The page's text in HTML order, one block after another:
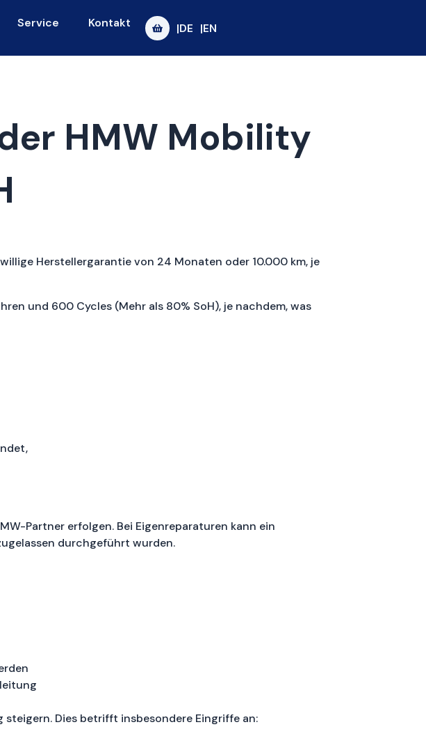
Service Kontakt |DE |EN
HMW Mobility
Herstellergarantie von 24 Monaten oder 10.000 km, je
und 600 Cycles (Mehr als 80% SoH), je nachdem, was
Partner erfolgen. Bei Eigenreparaturen kann ein
durchgeführt wurden.
Dies betrifft insbesondere Eingriffe an: